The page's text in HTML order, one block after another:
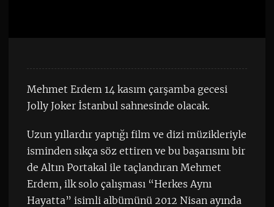
Mehmet Erdem 14 kasım çarşamba gecesi
Jolly Joker İstanbul sahnesinde olacak.
Uzun yıllardır yaptığı film ve dizi müzikleriyle
isminden sıkça söz ettiren ve bu başarısını bir
de Altın Portakal ile taçlandıran Mehmet
Erdem, ilk solo çalışması “Herkes Aynı
Hayatta” isimli albümünü 2012 Nisan ayında